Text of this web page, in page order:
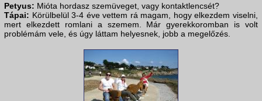
Petyus: Mióta hordasz szemüveget, vagy kontaktlencsét?
Tápai: Körülbelül 3-4 éve vettem rá magam, hogy elkezdem viselni,
mert elkezdett romlani a szemem. Már gyerekkoromban is volt
problémám vele, és úgy láttam helyesnek, jobb a megelőzés.